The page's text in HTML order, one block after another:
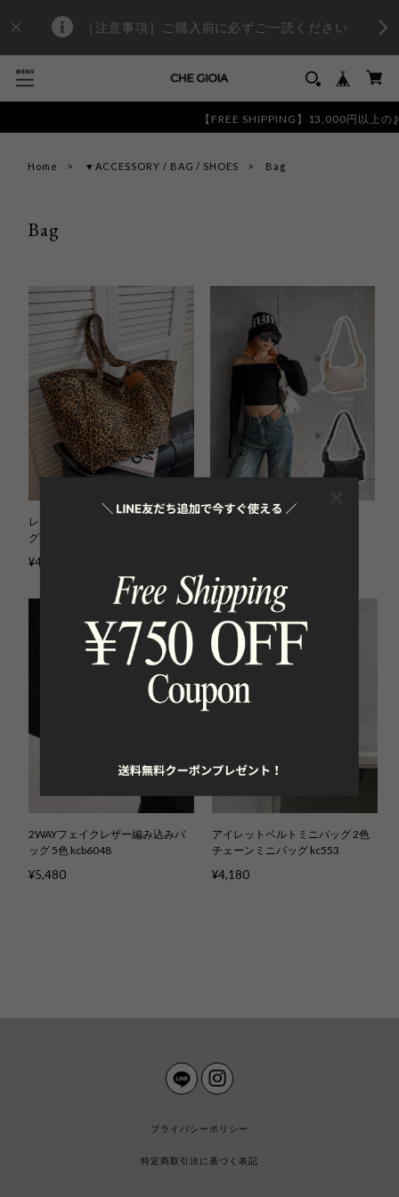
［注意事項］ご購入前に必ずご一読ください
【FREE SHIPPING】13,000円以上の
Home ▼ACCESSORY / BAG / SHOES Bag
Bag
レオパードキャンバストートバッ
グ 2色 kca6097
¥4,580
2WAYフェイクレザー編み込みバ
ッグ 5色 kcb6048
¥5,480
アイレットベルトミニバッグ 2色
チェーンミニバッグ kc553
¥4,180
プライバシーポリシー
特定商取引法に基づく表記